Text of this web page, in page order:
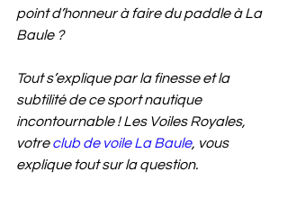
point d’honneur à faire du paddle à La
Baule ?
Tout s’explique par la finesse et la
subtilité de ce sport nautique
incontournable ! Les Voiles Royales,
votre club de voile La Baule, vous
explique tout sur la question.